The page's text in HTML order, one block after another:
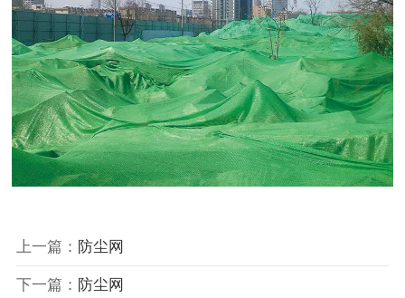
上一篇： 防尘网
下一篇： 防尘网